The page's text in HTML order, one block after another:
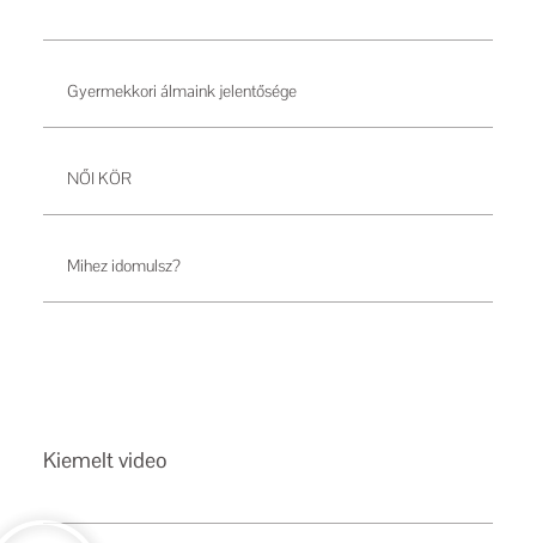
Gyermekkori álmaink jelentősége
NŐI KÖR
Mihez idomulsz?
Kiemelt video